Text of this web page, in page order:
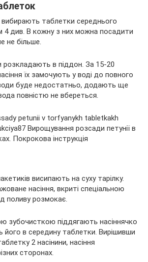
вибирають таблетки середнього
4 див. В кожну з них можна посадити
не більше.
розкладають в піддон. За 15-20
їх замочують у воді до повного
буде недостатньо, додають ще
повністю не вбереться.
висипають на суху тарілку.
насіння, вкриті спеціальною
поливу розмокає.
зубочисткою піддягають насіннячко
його в середину таблетки. Вирішивши
2 насінини, насіння
сторонах.